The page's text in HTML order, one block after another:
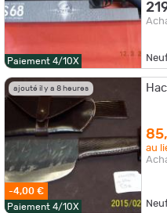
Paiement 4/10X
ajouté il y a 8 heures
-4,00 €
Paiement 4/10X
au